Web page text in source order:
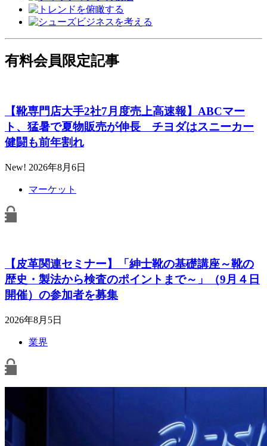
有料会員限定記事
【靴専門店大手2社7月度売上高速報】ABCマー
ト、猛暑で夏物販売が伸長 チヨダはスニーカー
健闘も前年割れ
New! 2026年8月6日
マーケット
【皮革関連セミナー】「紳士靴の基礎講座～靴の
歴史・製法から検査のポイントまで～」（9月４日
開催）の参加者を募集
2026年8月5日
業界